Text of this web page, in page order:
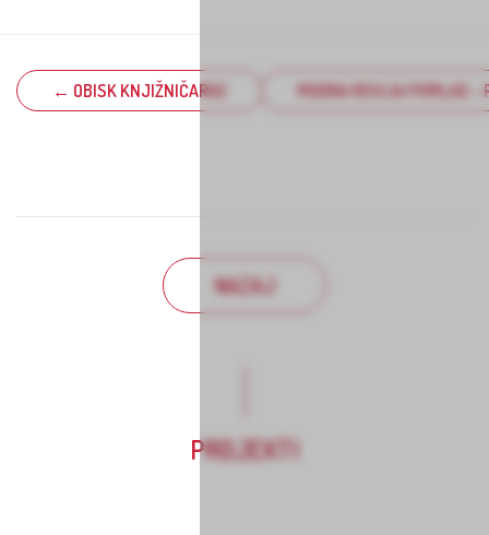
← OBISK KNJIŽNIČARKE MODNA REVIJA POMLAD
NAZAJ
PROJEKTI